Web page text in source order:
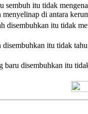
sembuh itu tidak
menyelinap di antara
disembuhkan itu tidak
itu tidak
baru disembuhkan itu